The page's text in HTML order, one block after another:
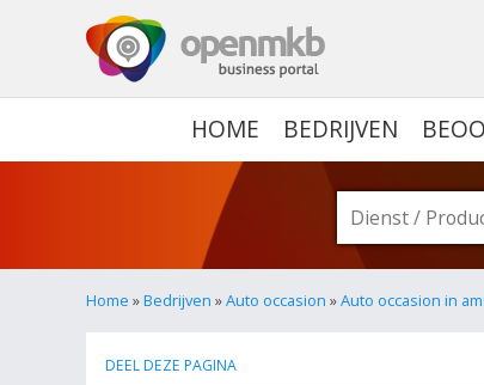
HOME BEDRIJVEN
Home »Bedrijven »Auto occasion »Auto occasion in
DEEL DEZE PAGINA